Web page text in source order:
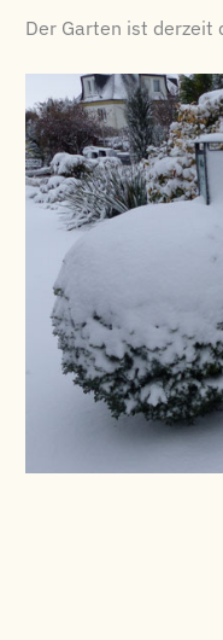
Der Garten ist derzeit